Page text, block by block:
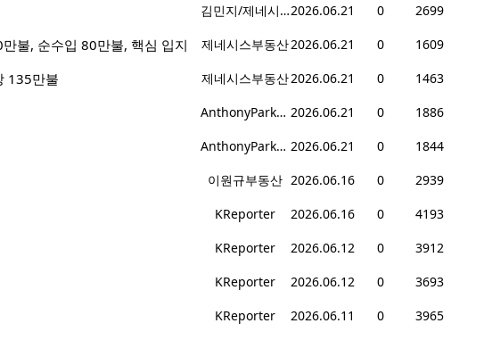
김민지/제네시스 부동산2026.06.21 0
2699
불, 순수입 80만불, 핵심 입지 제네시스부동산2026.06.21 0
1609
135만불 제네시스부동산2026.06.21 0
1463
AnthonyPark부동산 2026.06.21 0
1886
AnthonyPark부동산 2026.06.21 0
1844
이원규부동산 2026.06.16 0
2939
KReporter 2026.06.16 0
4193
KReporter 2026.06.12 0
3912
KReporter 2026.06.12 0
3693
KReporter 2026.06.11 0
3965